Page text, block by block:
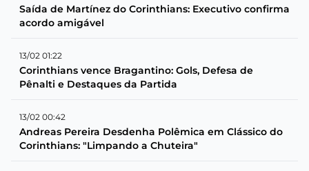
Saída de Martínez do Corinthians: Executivo confirma
acordo amigável
13/02 01:22
Corinthians vence Bragantino: Gols, Defesa de
Pênalti e Destaques da Partida
13/02 00:42
Andreas Pereira Desdenha Polêmica em Clássico do
Corinthians: "Limpando a Chuteira"